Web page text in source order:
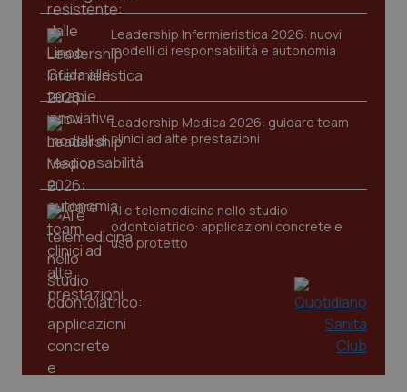
Leadership Infermieristica 2026: nuovi
modelli di responsabilità e autonomia
Leadership Medica 2026: guidare team
clinici ad alte prestazioni
AI e telemedicina nello studio
odontoiatrico: applicazioni concrete e
uso protetto
CookieScriptConsent
www.quotidianosanita.it
tracking-sites-ironfish-
www.quotidianosanita.it